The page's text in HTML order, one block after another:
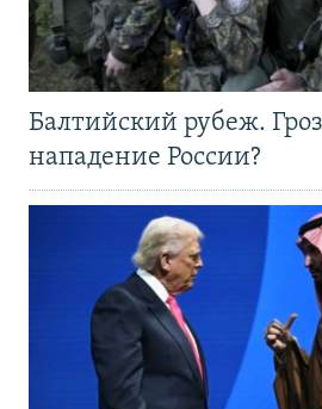
Балтийский рубеж.
нападение России?